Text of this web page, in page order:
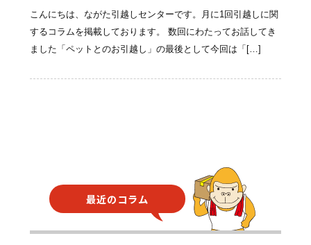
【無料】お見積り依頼フォーム
こんにちは、ながた引越しセンターです。月に1回引越しに関
するコラムを掲載しております。 数回にわたってお話してき
ました「ペットとのお引越し」の最後として今回は「[…]
最近のコラム